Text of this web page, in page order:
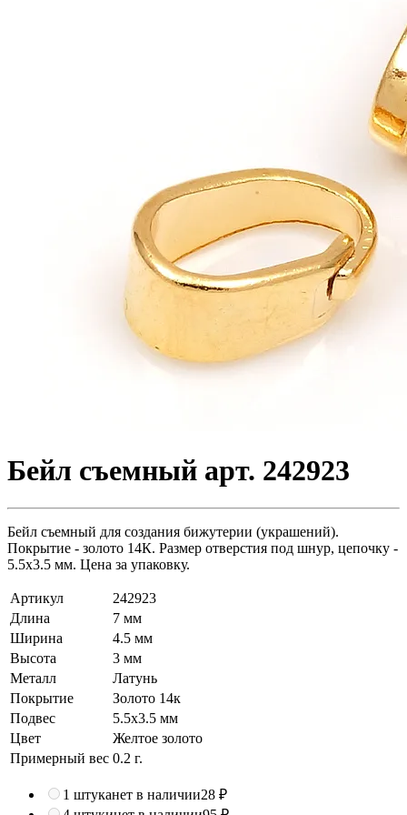
Бейл съемный арт. 242923
Бейл съемный для создания бижутерии (украшений).
Покрытие - золото 14К. Размер отверстия под шнур, цепочку -
5.5х3.5 мм. Цена за упаковку.
Артикул
242923
Длина
7 мм
Ширина
4.5 мм
Высота
3 мм
Металл
Латунь
Покрытие
Золото 14к
Подвес
5.5х3.5 мм
Цвет
Желтое золото
Примерный вес 0.2 г.
1 штуканет в наличии28 ₽